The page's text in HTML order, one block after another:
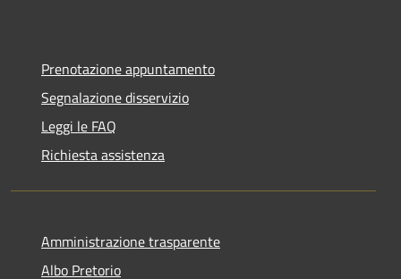
Prenotazione appuntamento
Segnalazione disservizio
Leggi le FAQ
Richiesta assistenza
Amministrazione trasparente
Albo Pretorio